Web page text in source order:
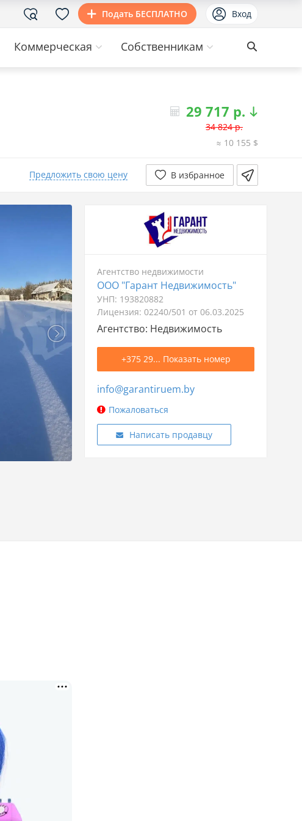
Подать БЕСПЛАТНО Вход
Коммерческая Собственникам
29 717 р.
31 863р. -2 962р.
34 824 р.
≈ 10 155 $
Предложить свою цену В избранное
Агентство недвижимости
ООО "Гарант Недвижимость"
УНП: 193820882
Лицензия: 02240/501 от 06.03.2025
Агентство: Недвижимость
+375 29... Показать номер
info@garantiruem.by
Пожаловаться
Написать продавцу